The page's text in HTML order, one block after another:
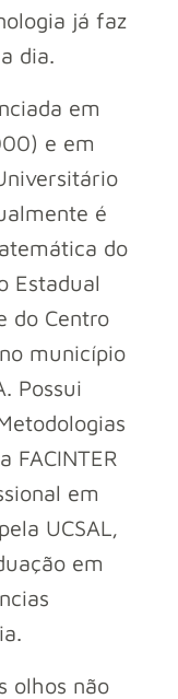
já faz
dia.
em
e em
é
do
Estadual
do Centro
município
Possui
FACINTER
em
UCSAL,
em
olhos não